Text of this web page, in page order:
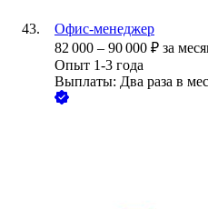
Офис-менеджер
82 000 – 90 000 ₽ за
Опыт 1-3 года
Выплаты: Два раза в